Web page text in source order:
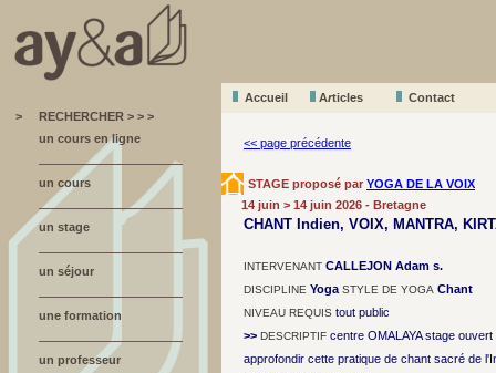
Accueil Articles
Contact
>
RECHERCHER > > >
un cours en ligne
un cours
un stage
un séjour
une formation
un professeur
<< page précédente
STAGE proposé par YOGA DE LA VOIX
14 juin > 14 juin 2026 - Bretagne
CHANT Indien, VOIX, MANTRA,
INTERVENANT CALLEJON Adam s.
DISCIPLINE Yoga STYLE DE YOGA Chant
NIVEAU REQUIS tout public
>> DESCRIPTIF centre OMALAYA stage
approfondir cette pratique de chant sacré de